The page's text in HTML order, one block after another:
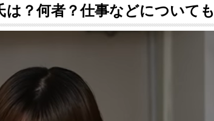
？何者？仕事などについても